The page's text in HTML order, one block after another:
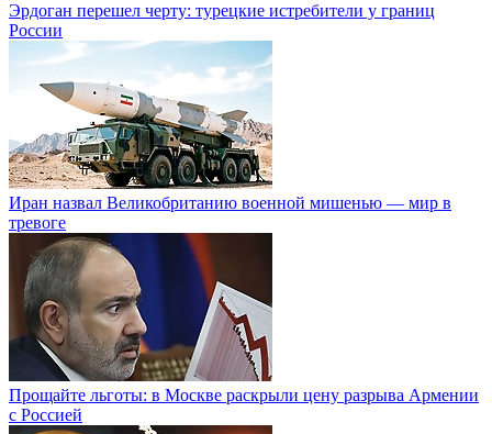
Эрдоган перешел черту: турецкие истребители у границ
России
Иран назвал Великобританию военной мишенью — мир в
тревоге
Прощайте льготы: в Москве раскрыли цену разрыва Армении
с Россией